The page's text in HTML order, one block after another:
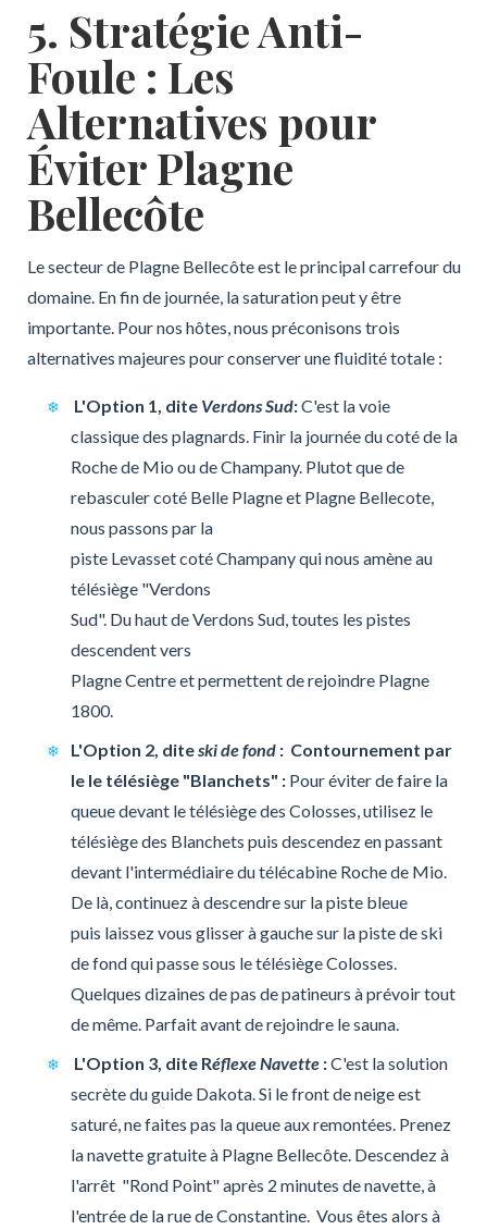
5. Stratégie Anti-
Foule : Les
Alternatives pour
Éviter Plagne
Bellecôte
Le secteur de Plagne Bellecôte est le principal carrefour du
domaine. En fin de journée, la saturation peut y être
importante. Pour nos hôtes, nous préconisons trois
alternatives majeures pour conserver une fluidité totale :
L'Option 1, dite Verdons Sud:C'est la voie
classique des plagnards. Finir la journée du coté de la
Roche de Mio ou de Champany. Plutot que de
rebasculer coté Belle Plagne et Plagne Bellecote,
nous passons par la
piste Levasset coté Champany qui nous amène au
télésiège "Verdons
Sud". Du haut de Verdons Sud, toutes les pistes
descendent vers
Plagne Centre et permettent de rejoindre Plagne
1800.
L'Option 2, diteski de fond : Contournement par
le le télésiège "Blanchets" : Pour éviter de faire la
queue devant le télésiège des Colosses, utilisez le
télésiège des Blanchets puis descendez en passant
devant l'intermédiaire du télécabine Roche de Mio.
De là, continuez à descendre sur la piste bleue
puis laissez vous glisser à gauche sur la piste de ski
de fond qui passe sous le télésiège Colosses.
Quelques dizaines de pas de patineurs à prévoir tout
de même. Parfait avant de rejoindre le sauna.
L'Option 3, dite Réflexe Navette:C'est la solution
secrète du guide Dakota. Si le front de neige est
saturé, ne faites pas la queue aux remontées. Prenez
la navette gratuite à Plagne Bellecôte. Descendez à
l'arrêt "Rond Point" après 2 minutes de navette, à
l'entrée de la rue de Constantine. Vous êtes alors à